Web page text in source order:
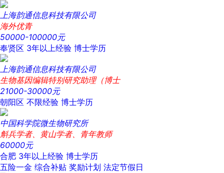
上海韵通信息科技有限公司
海外优青
50000-100000元
奉贤区 3年以上经验 博士学历
上海韵通信息科技有限公司
生物基因编辑特别研究助理（博士
21000-30000元
朝阳区 不限经验 博士学历
中国科学院微生物研究所
斛兵学者、黄山学者、青年教师
60000元
合肥 3年以上经验 博士学历
五险一金 综合补贴 奖励计划 法定节假日